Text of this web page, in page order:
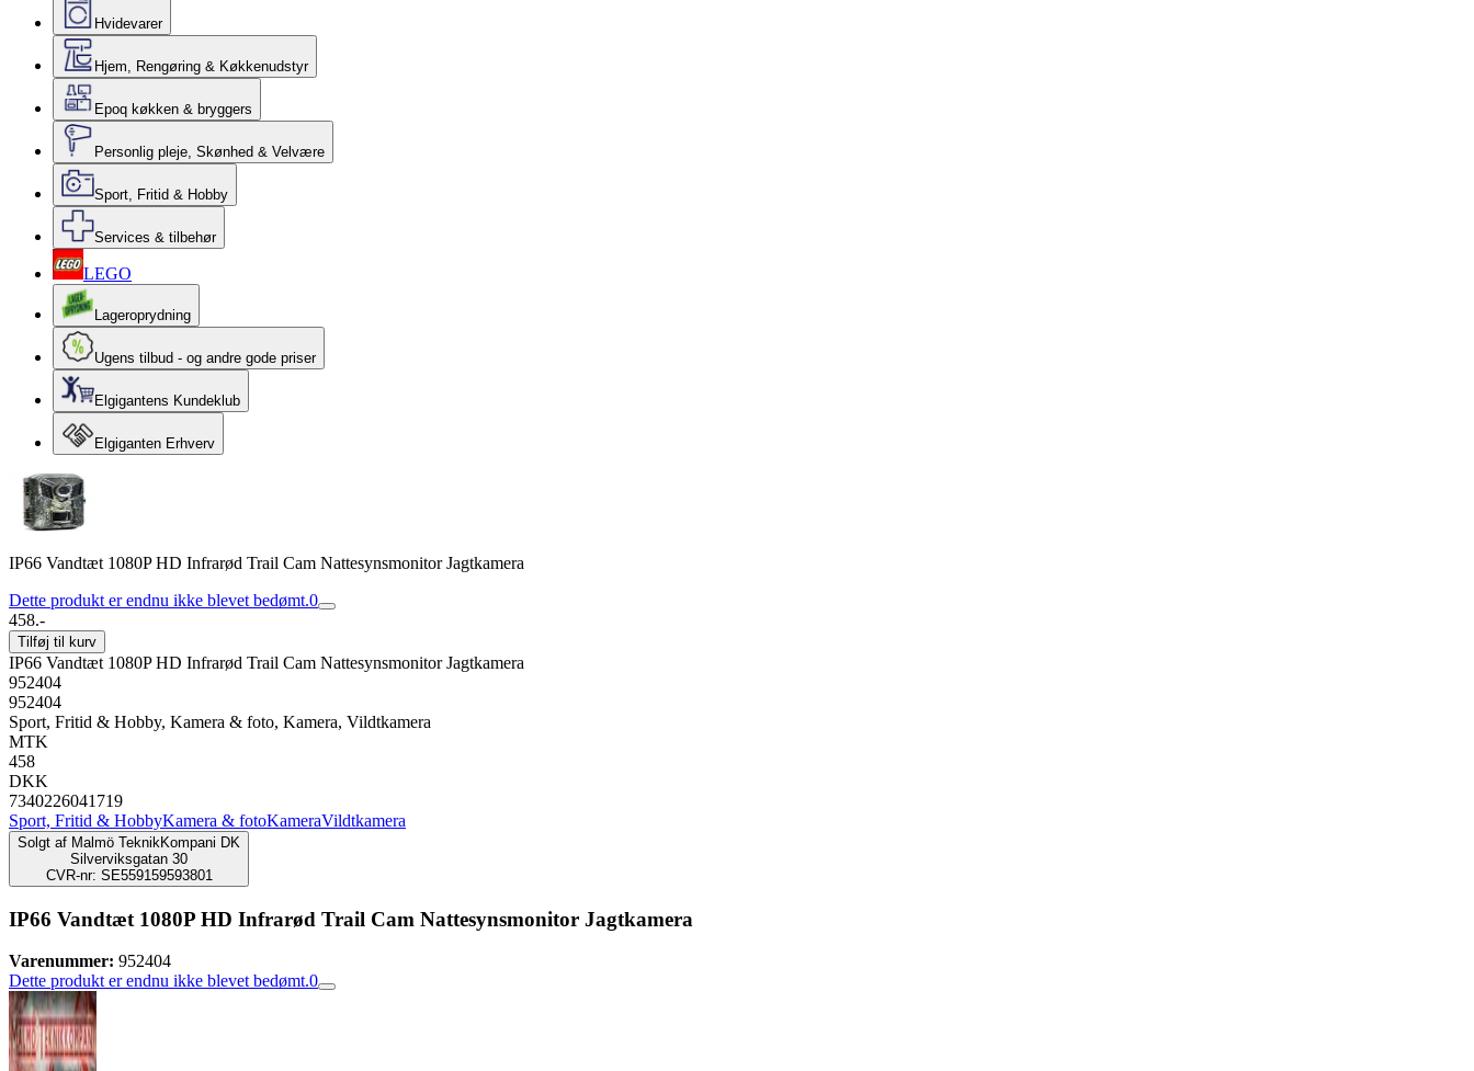
Hvidevarer
Hjem, Rengøring & Køkkenudstyr
Epoq køkken & bryggers
Personlig pleje, Skønhed & Velvære
Sport, Fritid & Hobby
Services & tilbehør
LEGO
Lageroprydning
Ugens tilbud - og andre gode priser
Elgigantens Kundeklub
Elgiganten Erhverv
IP66 Vandtæt 1080P HD Infrarød Trail Cam Nattesynsmonitor Jagtkamera
Dette produkt er endnu ikke blevet bedømt.0
458.-
Tilføj til kurv
IP66 Vandtæt 1080P HD Infrarød Trail Cam Nattesynsmonitor Jagtkamera
952404
952404
Sport, Fritid & Hobby, Kamera & foto, Kamera, Vildtkamera
MTK
458
DKK
7340226041719
Sport, Fritid & HobbyKamera & fotoKameraVildtkamera
Solgt af Malmö TeknikKompani DK
Silverviksgatan 30
CVR-nr: SE559159593801
IP66 Vandtæt 1080P HD Infrarød Trail Cam Nattesynsmonitor Jagtkamera
Varenummer: 952404
Dette produkt er endnu ikke blevet bedømt.0